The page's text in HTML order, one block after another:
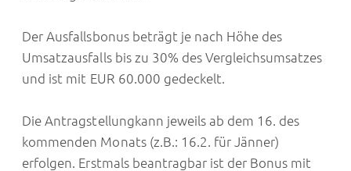
Der Ausfallsbonus beträgt je nach Höhe des
Umsatzausfalls bis zu 30% des Vergleichsumsatzes
und ist mit EUR 60.000 gedeckelt.
Die Antragstellungkann jeweils ab dem 16. des
kommenden Monats (z.B.: 16.2. für Jänner)
erfolgen. Erstmals beantragbar ist der Bonus mit